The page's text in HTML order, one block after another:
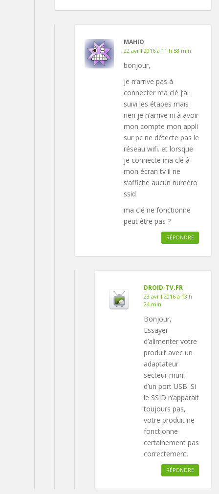
MAHIO
22 avril 2016 à 11 h 58 min
bonjour,
je n’arrive pas à
connecter ma clé j’ai
suivi les étapes mais
rien je n’arrive ni à avoir
mon compte mon appli
sur pc ne détecte pas le
réseau wifi. et lorsque
je connecte ma clé à
mon écran tv il ne
s’affiche aucun numéro
ssid
ma clé ne fonctionne
peut être pas ?
RÉPONDRE
DROID-TV.FR
23 avril 2016 à 13 h
24 min
Bonjour,
Essayer
d’alimenter votre
produit avec un
adaptateur
secteur muni
d’un port USB. Si
le SSID n’apparait
toujours pas,
votre produit ne
fonctionne
certainement pas
correctement.
RÉPONDRE